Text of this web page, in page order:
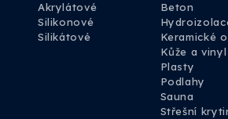
Akrylátové
Silikonové
Silikátové
Beton
Keramické
Kůže a vinyl
Plasty
Podlahy
Sauna
Střešní